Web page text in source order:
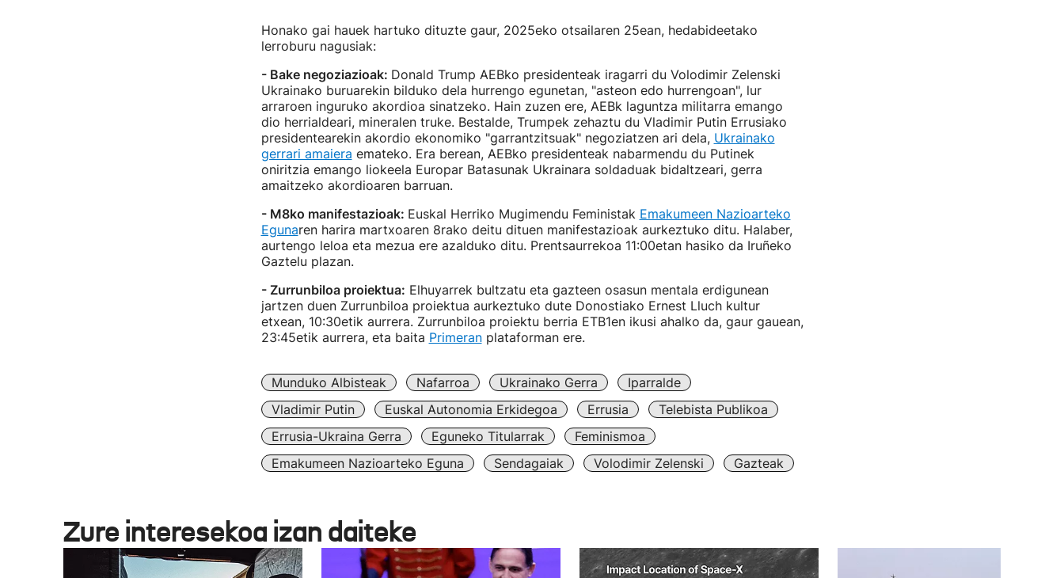
Honako gai hauek hartuko dituzte gaur, 2025eko otsailaren 25ean, hedabideetako
lerroburu nagusiak:
- Bake negoziazioak: Donald Trump AEBko presidenteak iragarri du Volodimir Zelenski
Ukrainako buruarekin bilduko dela hurrengo egunetan, "asteon edo hurrengoan", lur
arraroen inguruko akordioa sinatzeko. Hain zuzen ere, AEBk laguntza militarra emango
dio herrialdeari, mineralen truke. Bestalde, Trumpek zehaztu du Vladimir Putin Errusiako
presidentearekin akordio ekonomiko "garrantzitsuak" negoziatzen ari dela, Ukrainako
gerrari amaiera emateko. Era berean, AEBko presidenteak nabarmendu du Putinek
oniritzia emango liokeela Europar Batasunak Ukrainara soldaduak bidaltzeari, gerra
amaitzeko akordioaren barruan.
- M8ko manifestazioak: Euskal Herriko Mugimendu Feministak Emakumeen Nazioarteko
Egunaren harira martxoaren 8rako deitu dituen manifestazioak aurkeztuko ditu. Halaber,
aurtengo leloa eta mezua ere azalduko ditu. Prentsaurrekoa 11:00etan hasiko da Iruñeko
Gaztelu plazan.
- Zurrunbiloa proiektua: Elhuyarrek bultzatu eta gazteen osasun mentala erdigunean
jartzen duen Zurrunbiloa proiektua aurkeztuko dute Donostiako Ernest Lluch kultur
etxean, 10:30etik aurrera. Zurrunbiloa proiektu berria ETB1en ikusi ahalko da, gaur gauean,
23:45etik aurrera, eta baita Primeranplataforman ere.
Munduko Albisteak Nafarroa Ukrainako Gerra
Iparralde
Vladimir Putin
Euskal Autonomia Erkidegoa Errusia
Telebista Publikoa
Errusia-Ukraina Gerra
Eguneko Titularrak
Feminismoa
Emakumeen Nazioarteko Eguna
Sendagaiak Volodimir Zelenski Gazteak
Zure interesekoa izan daiteke